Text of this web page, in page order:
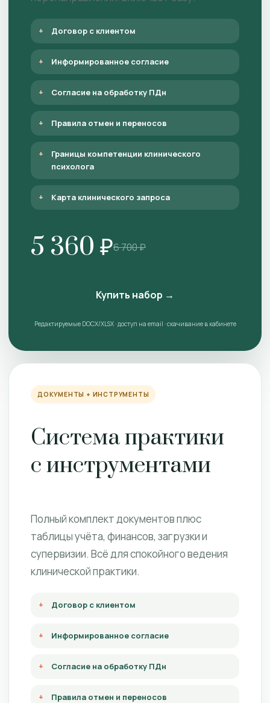
Договор с клиентом
Информированное согласие
Согласие на обработку ПДн
Правила отмен и переносов
Границы компетенции клинического
психолога
Карта клинического запроса
5 360 ₽6 700 ₽
Купить набор →
Редактируемые DOCX/XLSX · доступ на email · скачивание в кабинете
ДОКУМЕНТЫ + ИНСТРУМЕНТЫ
Система практики
с инструментами
Полный комплект документов плюс
таблицы учёта, финансов, загрузки и
супервизии. Всё для спокойного ведения
клинической практики.
Договор с клиентом
Информированное согласие
Согласие на обработку ПДн
Правила отмен и переносов